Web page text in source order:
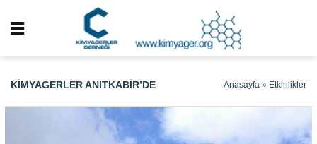
KIMYAGERLER ANITKABIR’DE Anasayfa » Etkinlikler